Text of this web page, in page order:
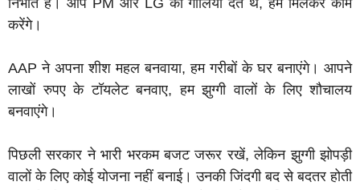
निभाते हैं। आप PM और LG को गालियां देते थे, हम मिलकर काम
करेंगे।
AAP ने अपना शीश महल बनवाया, हम गरीबों के घर बनाएंगे। आपने
लाखों रुपए के टॉयलेट बनवाए, हम झुग्गी वालों के लिए शौचालय
बनवाएंगे।
पिछली सरकार ने भारी भरकम बजट जरूर रखें, लेकिन झुग्गी झोपड़ी
वालों के लिए कोई योजना नहीं बनाई। उनकी जिंदगी बद से बदतर होती